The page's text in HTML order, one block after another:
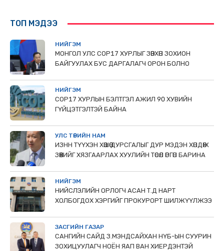
ТОП МЭДЭЭ
НИЙГЭМ
МОНГОЛ УЛС СОР17 ХУРЛЫГ ЗӨВХӨН ЗОХИОН
БАЙГУУЛАХ БУС ДАРГАЛАГЧ ОРОН БОЛНО
НИЙГЭМ
COP17 ХУРЛЫН БЭЛТГЭЛ АЖИЛ 90 ХУВИЙН
ГҮЙЦЭТГЭЛТЭЙ БАЙНА
УЛС ТӨРИЙН НАМ
ИЗНН ТҮҮХЭН ХӨШӨӨ ДУРСГАЛЫГ ДУР МЭДЭН ХӨНДӨЖ
ЗӨӨХИЙГ ХЯЗГААРЛАХ ХУУЛИЙН ТӨСӨЛ ӨРГӨН БАРИНА
НИЙГЭМ
НИЙСЛЭЛИЙН ОРЛОГЧ АСАН Т.Д НАРТ
ХОЛБОГДОХ ХЭРГИЙГ ПРОКУРОРТ ШИЛЖҮҮЛЖЭЭ
ЗАСГИЙН ГАЗАР
САНГИЙН САЙД З.МЭНДСАЙХАН НҮБ-ЫН СУУРИН
ЗОХИЦУУЛАГЧ НОЁН ЯАП ВАН ХИЕРДЭНТЭЙ